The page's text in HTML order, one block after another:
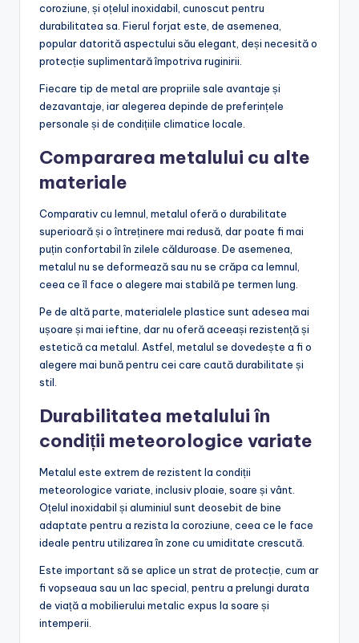
coroziune, și oțelul inoxidabil, cunoscut pentru
durabilitatea sa. Fierul forjat este, de asemenea,
popular datorită aspectului său elegant, deși necesită o
protecție suplimentară împotriva ruginirii.
Fiecare tip de metal are propriile sale avantaje și
dezavantaje, iar alegerea depinde de preferințele
personale și de condițiile climatice locale.
Compararea metalului cu alte
materiale
Comparativ cu lemnul, metalul oferă o durabilitate
superioară și o întreținere mai redusă, dar poate fi mai
puțin confortabil în zilele călduroase. De asemenea,
metalul nu se deformează sau nu se crăpa ca lemnul,
ceea ce îl face o alegere mai stabilă pe termen lung.
Pe de altă parte, materialele plastice sunt adesea mai
ușoare și mai ieftine, dar nu oferă aceeași rezistență și
estetică ca metalul. Astfel, metalul se dovedește a fi o
alegere mai bună pentru cei care caută durabilitate și
stil.
Durabilitatea metalului în
condiții meteorologice variate
Metalul este extrem de rezistent la condiții
meteorologice variate, inclusiv ploaie, soare și vânt.
Oțelul inoxidabil și aluminiul sunt deosebit de bine
adaptate pentru a rezista la coroziune, ceea ce le face
ideale pentru utilizarea în zone cu umiditate crescută.
Este important să se aplice un strat de protecție, cum ar
fi vopseaua sau un lac special, pentru a prelungi durata
de viață a mobilierului metalic expus la soare și
intemperii.